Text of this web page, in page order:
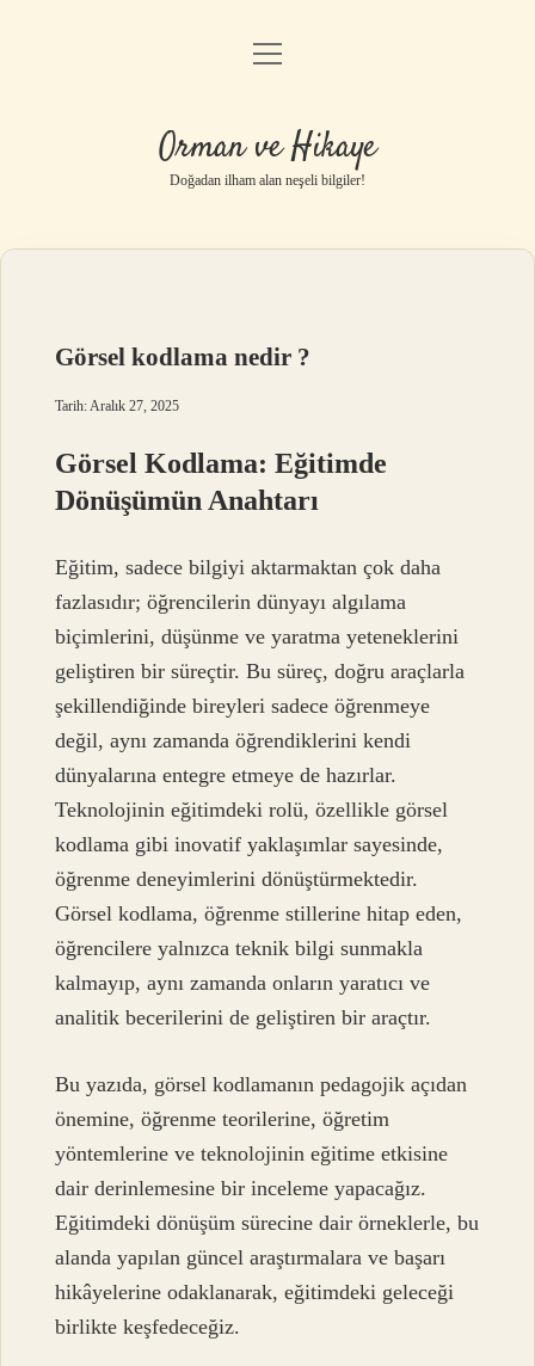
Anasayfa
Yasal Uyarı
menüyü
Orman ve Hikaye
Doğadan ilham alan neşeli bilgiler!
Görsel kodlama nedir ?
Tarih: Aralık 27, 2025
Görsel Kodlama: Eğitimde
Dönüşümün Anahtarı
Eğitim, sadece bilgiyi aktarmaktan çok daha
fazlasıdır; öğrencilerin dünyayı algılama
biçimlerini, düşünme ve yaratma yeteneklerini
geliştiren bir süreçtir. Bu süreç, doğru araçlarla
şekillendiğinde bireyleri sadece öğrenmeye
değil, aynı zamanda öğrendiklerini kendi
dünyalarına entegre etmeye de hazırlar.
Teknolojinin eğitimdeki rolü, özellikle görsel
kodlama gibi inovatif yaklaşımlar sayesinde,
öğrenme deneyimlerini dönüştürmektedir.
Görsel kodlama, öğrenme stillerine hitap eden,
öğrencilere yalnızca teknik bilgi sunmakla
kalmayıp, aynı zamanda onların yaratıcı ve
analitik becerilerini de geliştiren bir araçtır.
Bu yazıda, görsel kodlamanın pedagojik açıdan
önemine, öğrenme teorilerine, öğretim
yöntemlerine ve teknolojinin eğitime etkisine
dair derinlemesine bir inceleme yapacağız.
Eğitimdeki dönüşüm sürecine dair örneklerle, bu
alanda yapılan güncel araştırmalara ve başarı
hikâyelerine odaklanarak, eğitimdeki geleceği
birlikte keşfedeceğiz.